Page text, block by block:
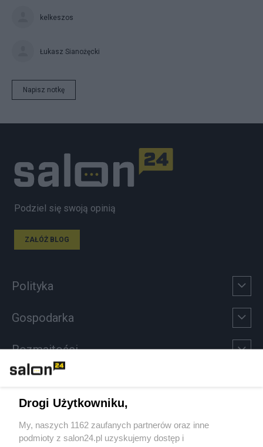
kelkeszos
Łukasz Sianożęcki
Napisz notkę
Podziel się swoją opinią
ZAŁÓŻ BLOG
Polityka
Gospodarka
Rozmaitości
Sport
Drogi Użytkowniku,
My, naszych 1162 zaufanych partnerów oraz inne
podmioty z salon24.pl uzyskujemy dostęp i